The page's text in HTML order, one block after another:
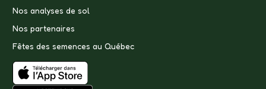
Nos analyses de sol
Nos partenaires
Fêtes des semences au Québec